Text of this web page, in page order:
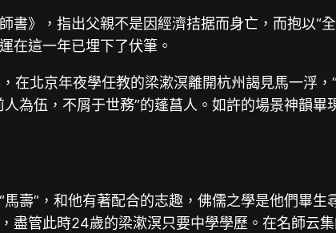
》，指出父親不是因經濟拮据而身亡，而抱以“
在這一年已埋下了伏筆。
在北京年夜學任教的梁漱溟離開杭州謁見馬一浮
為伍，不屑于世務”的蓬菖人。如許的場景神韻
壽”，和他有著配合的志趣，佛儒之學是他們畢
管此時24歲的梁漱溟只要中學學歷。在名師云